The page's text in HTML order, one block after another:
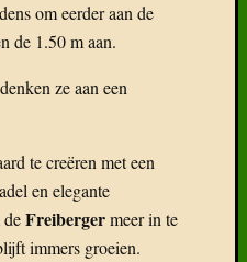
om eerder aan de
de 1.50 m aan.
ze aan een
te creëren met een
en elegante
Freibergermeer in te
immers groeien.